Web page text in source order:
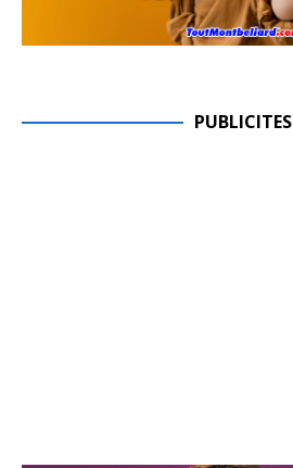
PUBLICITES